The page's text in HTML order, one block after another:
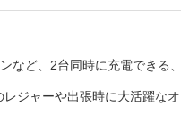
ど、2台同時に充電できる
ジャーや出張時に大活躍なオ